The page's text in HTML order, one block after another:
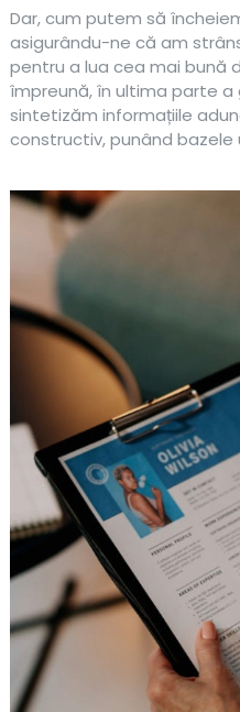
Dar, cum putem să
asigurându-ne că am
pentru a lua cea mai bună
împreună, în ultima parte a
sintetizăm informațiile
constructiv, punând bazele